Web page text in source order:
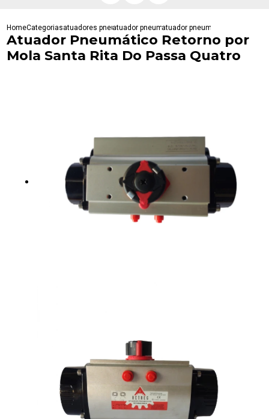
HomeCategoriasatuadores pneumaticosatuador pneumatico actatuador pneumatico retorno
Atuador Pneumático Retorno por
Mola Santa Rita Do Passa Quatro